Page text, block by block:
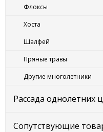
Флоксы
Хоста
Шалфей
Пряные травы
Другие многолетники
Рассада однолетних
Сопутствующие